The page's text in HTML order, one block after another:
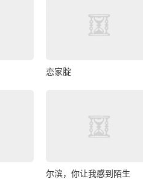
恋家腚
尔滨，你让我感到陌生